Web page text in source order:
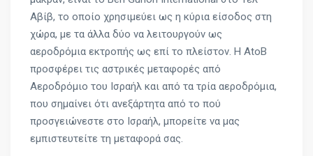
Αβίβ, το οποίο χρησιμεύει ως η κύρια είσοδος στη
χώρα, με τα άλλα δύο να λειτουργούν ως
αεροδρόμια εκτροπής ως επί το πλείστον. Η AtoB
προσφέρει τις αστρικές μεταφορές από
Αεροδρόμιο του Ισραήλ και από τα τρία αεροδρόμια,
που σημαίνει ότι ανεξάρτητα από το πού
προσγειώνεστε στο Ισραήλ, μπορείτε να μας
εμπιστευτείτε τη μεταφορά σας.